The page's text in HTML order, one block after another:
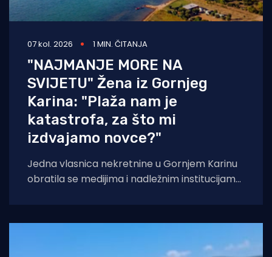
07 kol. 2026 1 MIN. ČITANJA
"NAJMANJE MORE NA
SVIJETU" Žena iz Gornjeg
Karina: "Plaža nam je
katastrofa, za što mi
izdvajamo novce?"
Jedna vlasnica nekretnine u Gornjem Karinu
obratila se medijima i nadležnim institucijama